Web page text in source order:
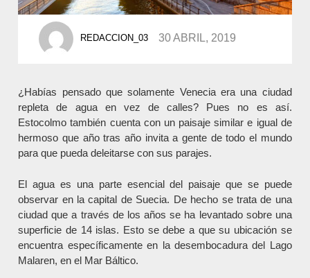
BY
REDACCION_03 30 ABRIL, 2019
¿Habías pensado que solamente Venecia era una ciudad
repleta de agua en vez de calles? Pues no es así.
Estocolmo también cuenta con un paisaje similar e igual de
hermoso que año tras año invita a gente de todo el mundo
para que pueda deleitarse con sus parajes.
El agua es una parte esencial del paisaje que se puede
observar en la capital de Suecia. De hecho se trata de una
ciudad que a través de los años se ha levantado sobre una
superficie de 14 islas. Esto se debe a que su ubicación se
encuentra específicamente en la desembocadura del Lago
Malaren, en el Mar Báltico.